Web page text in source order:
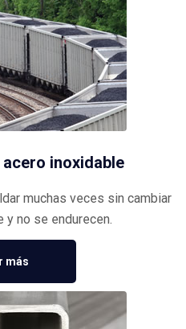
inoxidable
muchas veces sin cambiar
no se endurecen.
más